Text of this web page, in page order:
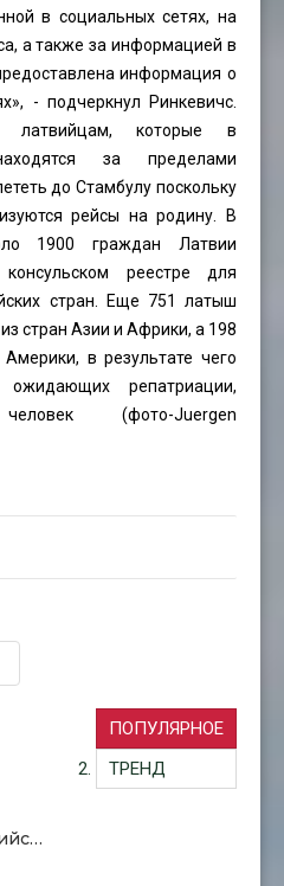
в социальных сетях, на
а также за информацией в
информация о
- подчеркнул Ринкевичс.
латвийцам, которые в
за пределами
до Стамбулу поскольку
рейсы на родину. В
1900 граждан Латвии
консульском реестре для
стран. Еще 751 латыш
стран Азии и Африки, а 198
в результате чего
репатриации,
(фото-Juergen
ПОПУЛЯРНОЕ
ТРЕНД